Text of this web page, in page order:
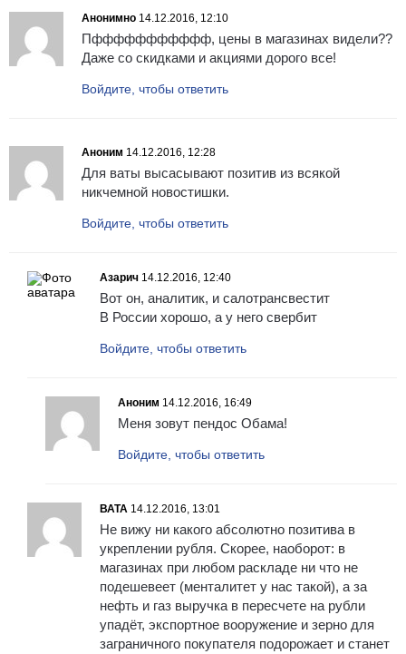
Анонимно 14.12.2016, 12:10
Пффффффффффф, цены в магазинах видели??
Даже со скидками и акциями дорого все!
Войдите, чтобы ответить
Аноним 14.12.2016, 12:28
Для ваты высасывают позитив из всякой
никчемной новостишки.
Войдите, чтобы ответить
Азарич 14.12.2016, 12:40
Вот он, аналитик, и салотрансвестит
В России хорошо, а у него свербит
Войдите, чтобы ответить
Аноним 14.12.2016, 16:49
Меня зовут пендос Обама!
Войдите, чтобы ответить
ВАТА 14.12.2016, 13:01
Не вижу ни какого абсолютно позитива в
укреплении рубля. Скорее, наоборот: в
магазинах при любом раскладе ни что не
подешевеет (менталитет у нас такой), а за
нефть и газ выручка в пересчете на рубли
упадёт, экспортное вооружение и зерно для
заграничного покупателя подорожает и станет